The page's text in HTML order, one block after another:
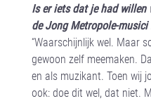
Is er iets dat je had willen
de Jong Metropole-musici
“Waarschijnlijk wel. Maar
gewoon zelf meemaken.
en als muzikant. Toen wij
ook: doe dit wel, dat niet.